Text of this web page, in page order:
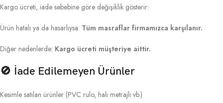
Kargo ücreti, iade sebebine göre değişiklik gösterir:
Ürün hatalı ya da hasarlıysa: Tüm masraflar firmamızca karşılanır.
Diğer nedenlerde: Kargo ücreti müşteriye aittir.
🚫 İade Edilemeyen Ürünler
Kesimle satılan ürünler (PVC rulo, halı metrajlı vb.)